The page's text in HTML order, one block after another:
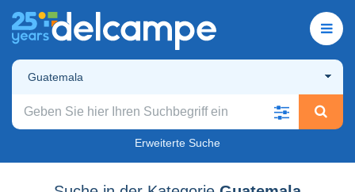
Guatemala
Erweiterte Suche